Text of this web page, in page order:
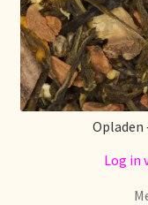
Pagos y descuentos
Paiement et
Payment and
Pedidos y plazos de
Opladen
Log in